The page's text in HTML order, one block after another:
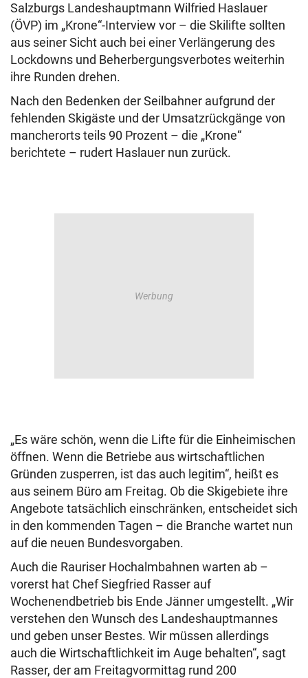
Salzburgs Landeshauptmann Wilfried Haslauer
(ÖVP) im „Krone“-Interview vor – die Skilifte sollten
aus seiner Sicht auch bei einer Verlängerung des
Lockdowns und Beherbergungsverbotes weiterhin
ihre Runden drehen.
Nach den Bedenken der Seilbahner aufgrund der
fehlenden Skigäste und der Umsatzrückgänge von
mancherorts teils 90 Prozent – die „Krone“
berichtete – rudert Haslauer nun zurück.
„Es wäre schön, wenn die Lifte für die Einheimischen
öffnen. Wenn die Betriebe aus wirtschaftlichen
Gründen zusperren, ist das auch legitim“, heißt es
aus seinem Büro am Freitag. Ob die Skigebiete ihre
Angebote tatsächlich einschränken, entscheidet sich
in den kommenden Tagen – die Branche wartet nun
auf die neuen Bundesvorgaben.
Auch die Rauriser Hochalmbahnen warten ab –
vorerst hat Chef Siegfried Rasser auf
Wochenendbetrieb bis Ende Jänner umgestellt. „Wir
verstehen den Wunsch des Landeshauptmannes
und geben unser Bestes. Wir müssen allerdings
auch die Wirtschaftlichkeit im Auge behalten“, sagt
Rasser, der am Freitagvormittag rund 200